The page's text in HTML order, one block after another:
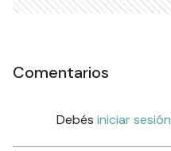
Comentarios
Debés iniciar sesión